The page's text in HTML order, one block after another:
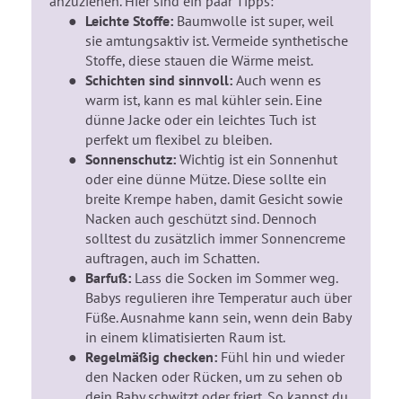
Leichte Stoffe: Baumwolle ist super, weil
sie amtungsaktiv ist. Vermeide synthetische
Stoffe, diese stauen die Wärme meist.
Schichten sind sinnvoll: Auch wenn es
warm ist, kann es mal kühler sein. Eine
dünne Jacke oder ein leichtes Tuch ist
perfekt um flexibel zu bleiben.
Sonnenschutz: Wichtig ist ein Sonnenhut
oder eine dünne Mütze. Diese sollte ein
breite Krempe haben, damit Gesicht sowie
Nacken auch geschützt sind. Dennoch
solltest du zusätzlich immer Sonnencreme
auftragen, auch im Schatten.
Barfuß: Lass die Socken im Sommer weg.
Babys regulieren ihre Temperatur auch über
Füße. Ausnahme kann sein, wenn dein Baby
in einem klimatisierten Raum ist.
Regelmäßig checken: Fühl hin und wieder
den Nacken oder Rücken, um zu sehen ob